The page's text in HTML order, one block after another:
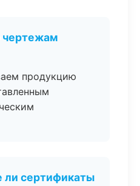
чертежам
продукцию
ли сертификаты